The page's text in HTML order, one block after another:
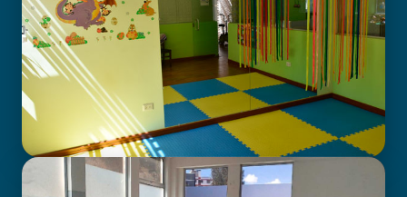
CENTRO DE ATENCIÓN EN